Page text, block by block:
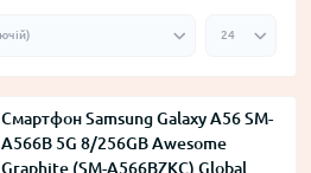
Смартфон Samsung Galaxy A56 SM-
A566B 5G 8/256GB Awesome
Graphite (SM-A566BZKC) Global